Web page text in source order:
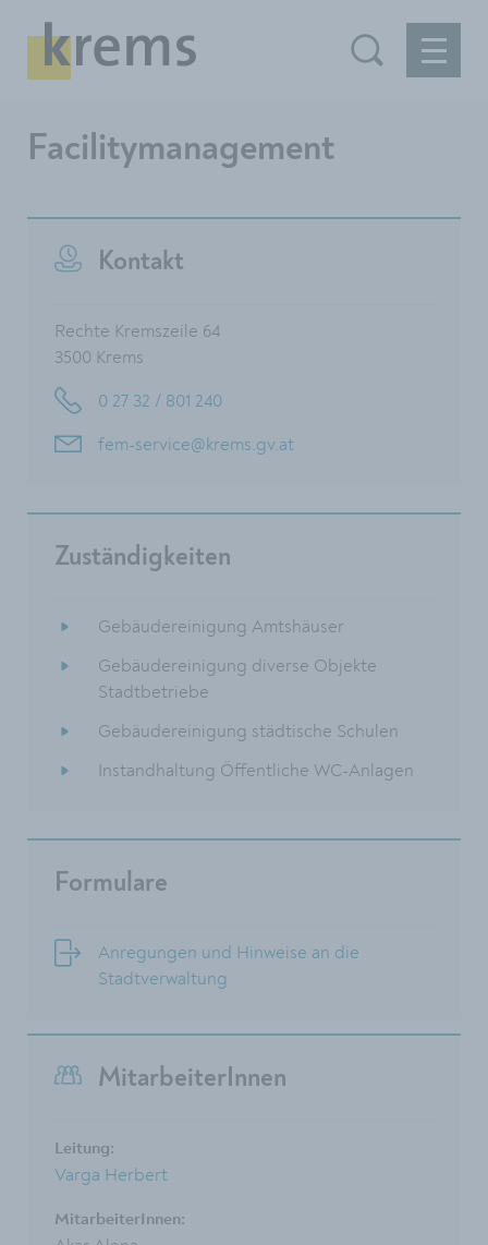
Facilitymanagement
Kontakt
Rechte Kremszeile 64
3500 Krems
0 27 32 / 801 240
fem-service@krems.gv.at
Zuständigkeiten
Gebäudereinigung Amtshäuser
Gebäudereinigung diverse Objekte
Stadtbetriebe
Gebäudereinigung städtische Schulen
Instandhaltung Öffentliche WC-Anlagen
Formulare
Anregungen und Hinweise an die
Stadtverwaltung
MitarbeiterInnen
Leitung:
Varga Herbert
MitarbeiterInnen: